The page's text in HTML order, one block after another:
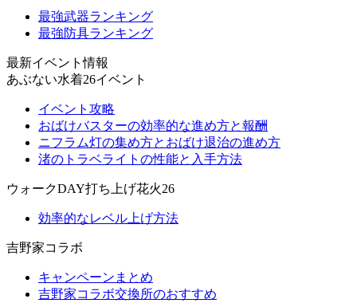
最強武器ランキング
最強防具ランキング
最新イベント情報
あぶない水着26イベント
イベント攻略
おばけバスターの効率的な進め方と報酬
ニフラム灯の集め方とおばけ退治の進め方
渚のトラベライトの性能と入手方法
ウォークDAY打ち上げ花火26
効率的なレベル上げ方法
吉野家コラボ
キャンペーンまとめ
吉野家コラボ交換所のおすすめ